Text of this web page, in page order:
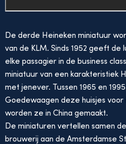
De derde Heineken miniatuur
van de KLM. Sinds 1952 geeft de
elke passagier in de business
miniatuur van een karakteristiek
met jenever. Tussen 1965 en
Goedewaagen deze huisjes voor
worden ze in China gemaakt.
De miniaturen vertellen samen
brouwerij aan de Amsterdamse